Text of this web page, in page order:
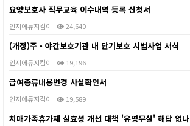
요양보호사 직무교육 이수내역 등록 신청서
인지에듀지킴이 24,640
(개정)주・야간보호기관 내 단기보호 시범사업 서식
인지에듀지킴이 19,196
급여종류내용변경 사실확인서
인지에듀지킴이 19,589
치매가족휴가제 실효성 개선 대책 '유명무실' 해답 없나